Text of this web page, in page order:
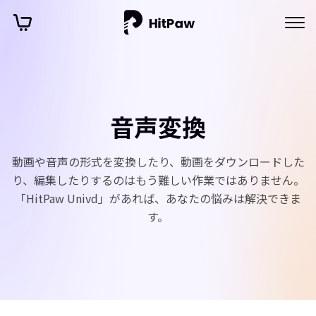
音声変換
動画や音声の形式を変換したり、動画をダウンロードした
り、編集したりするのはもう難しい作業ではありません。
「HitPaw Univd」があれば、あなたの悩みは解決できま
す。